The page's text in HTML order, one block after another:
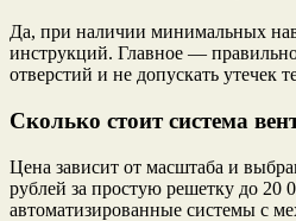
Да, при наличии минимальных
инструкций. Главное —
отверстий и не допускать утечек
Сколько стоит система
Цена зависит от масштаба и
рублей за простую решетку до 20
автоматизированные системы с